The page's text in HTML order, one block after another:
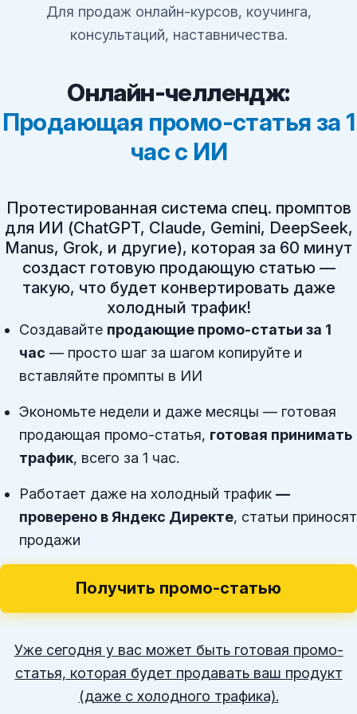
Для продаж онлайн-курсов, коучинга,
консультаций, наставничества.
Онлайн-челлендж:
Продающая промо-статья за 1
час с ИИ
Протестированная система спец. промптов
для ИИ (ChatGPT, Claude, Gemini, DeepSeek,
Manus, Grok, и другие), которая за 60 минут
создаст готовую продающую статью —
такую, что будет конвертировать даже
холодный трафик!
Создавайте продающие промо-статьи за 1
час — просто шаг за шагом копируйте и
вставляйте промпты в ИИ
Экономьте недели и даже месяцы — готовая
продающая промо-статья, готовая принимать
трафик, всего за 1 час.
Работает даже на холодный трафик —
проверено в Яндекс Директе, статьи приносят
продажи
Получить промо-статью
Уже сегодня у вас может быть готовая промо-
статья, которая будет продавать ваш продукт
(даже с холодного трафика).